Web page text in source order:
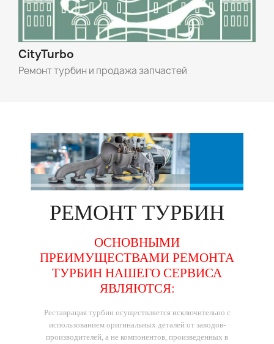
CityTurbo
Ремонт турбин и продажа запчастей
РЕМОНТ ТУРБИН
ОСНОВНЫМИ
ПРЕИМУЩЕСТВАМИ РЕМОНТА
ТУРБИН НАШЕГО СЕРВИСА
ЯВЛЯЮТСЯ:
Реставрация турбин осуществляется исключительно с
использованием оригинальных деталей от заводов-
производителей, а не компонентов, произведенных в